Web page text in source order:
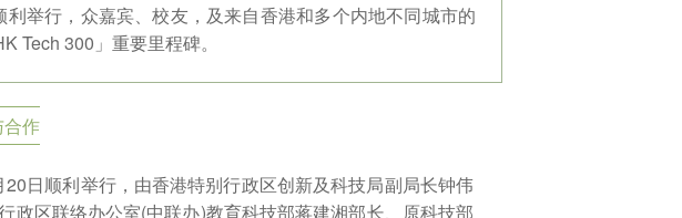
举行，众嘉宾、校友，及来自香港和多个内地不同城市的
Tech 300」重要里程碑。
作
日顺利举行，由香港特别行政区创新及科技局副局长钟伟
政区联络办公室(中联办)教育科技部蒋建湘部长、原科技部